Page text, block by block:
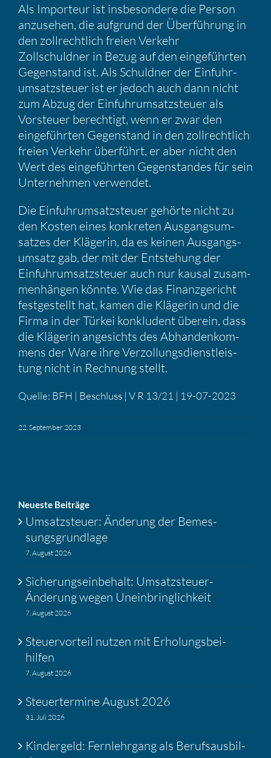
Als Impor­teur ist insbe­son­dere die Person
anzusehen, die aufgrund der Überfüh­rung in
den zollrecht­lich freien Verkehr
Zollschuldner in Bezug auf den einge­führten
Gegen­stand ist. Als Schuldner der Einfuhr­
um­satz­steuer ist er jedoch auch dann nicht
zum Abzug der Einfuhr­um­satz­steuer als
Vorsteuer berech­tigt, wenn er zwar den
einge­führten Gegen­stand in den zollrecht­lich
freien Verkehr überführt, er aber nicht den
Wert des einge­führten Gegen­standes für sein
Unter­nehmen verwendet.
Die Einfuhr­um­satz­steuer gehörte nicht zu
den Kosten eines konkreten Ausgangs­um­
satzes der Klägerin, da es keinen Ausgangs­
um­satz gab, der mit der Entste­hung der
Einfuhr­um­satz­steuer auch nur kausal zusam­
men­hängen könnte. Wie das Finanz­ge­richt
festge­stellt hat, kamen die Klägerin und die
Firma in der Türkei konklu­dent überein, dass
die Klägerin angesichts des Abhan­den­kom­
mens der Ware ihre Verzol­lungs­dienst­leis­
tung nicht in Rechnung stellt.
Quelle: BFH | Beschluss | V R 13/21 | 19-07-2023
22. September 2023
Neueste Beiträge
Umsatz­steuer: Änderung der Bemes­
sungs­grund­lage
7. August 2026
Siche­rungs­ein­be­halt: Umsatz­steuer-
Änderung wegen Unein­bring­lich­keit
7. August 2026
Steuer­vor­teil nutzen mit Erholungs­bei­
hilfen
7. August 2026
Steuer­ter­mine August 2026
31. Juli 2026
Kinder­geld: Fernlehr­gang als Berufs­aus­bil­